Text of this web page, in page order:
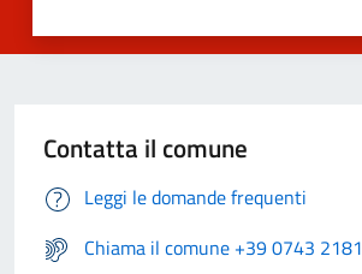
Contatta il comune
Leggi le domande frequenti
Chiama il comune +39 0743 2181